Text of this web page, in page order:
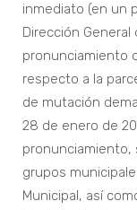
inmediato (en un
Dirección General
pronunciamiento
respecto a la
de mutación
28 de enero de
pronunciamiento,
grupos
Municipal, así